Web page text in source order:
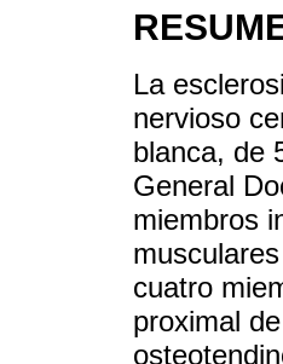
La
nervioso
blanca, de
General
miembros
cuatro
proximal